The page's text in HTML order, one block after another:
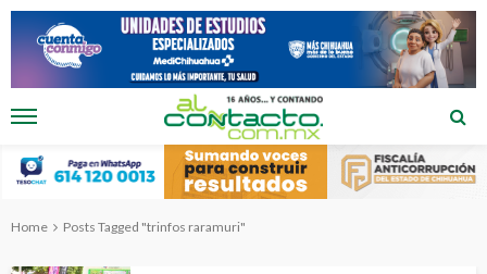
Home Posts Tagged "trinfos raramuri"